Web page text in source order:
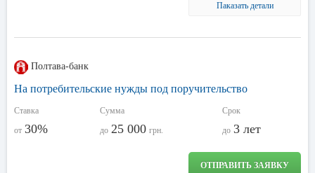
Паказать детали
Полтава-банк
На потребительские нужды под поручительство
Ставка
от 30%
Сумма
до 25 000 грн.
Срок
до 3 лет
ОТПРАВИТЬ ЗАЯВКУ